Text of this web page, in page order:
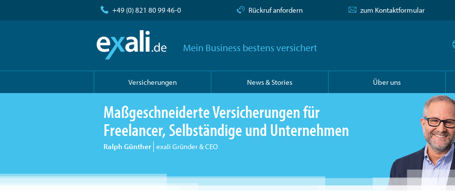
+49 (0) 821 80 99 46-0 Rückruf anfordern zum Kontaktformular
Mein Business bestens versichert
Versicherungen News & Stories Über uns
Maßgeschneiderte Versicherungen für
Freelancer, Selbständige und Unternehmen
Ralph Günther exali Gründer & CEO